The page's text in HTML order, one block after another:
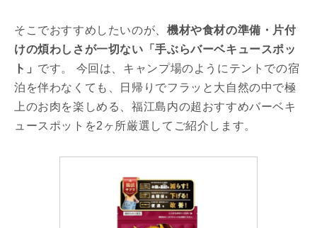
そこでおすすめしたいのが、 機材や食材の準備・片付
けの煩わしさが一切ない「手ぶらバーベキュースポッ
ト」 です。 今回は、キャンプ場のようにテントでの宿
泊を伴わなくても、日帰りでフラッと大自然の中で極
上のお肉を楽しめる、福江島内の超おすすめバーベキ
ュースポットを2ヶ所厳選してご紹介します。